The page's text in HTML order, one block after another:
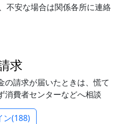
不安な場合は関係各所に連絡
求
の請求が届いたときは、慌て
消費者センターなどへ相談
ン(188)